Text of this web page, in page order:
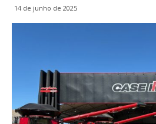
14 de junho de 2025